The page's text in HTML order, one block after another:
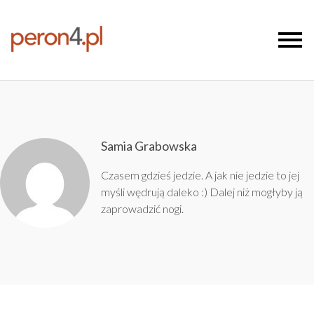
Samia Grabowska
Czasem gdzieś jedzie. A jak nie jedzie to jej
myśli wędrują daleko :) Dalej niż mogłyby ją
zaprowadzić nogi.